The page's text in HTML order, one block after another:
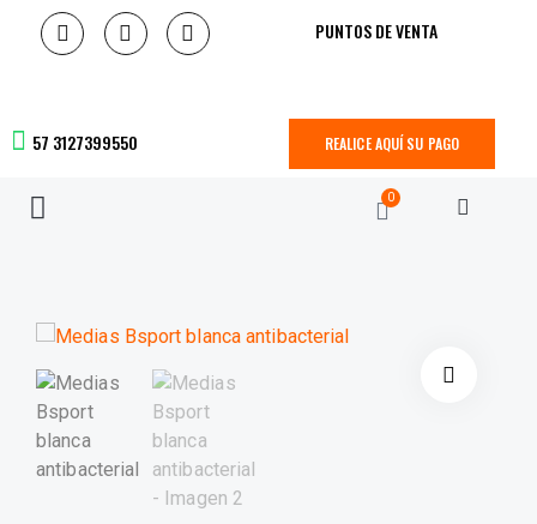
PUNTOS DE VENTA
57 3127399550 REALICE AQUÍ SU PAGO
0